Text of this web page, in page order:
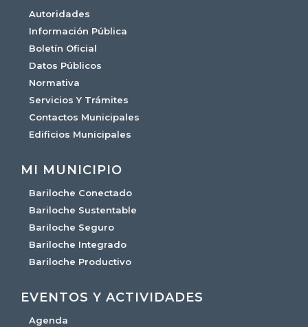
Autoridades
Información Pública
Boletín Oficial
Datos Públicos
Normativa
Servicios Y Trámites
Contactos Municipales
Edificios Municipales
MI MUNICIPIO
Bariloche Conectado
Bariloche Sustentable
Bariloche Seguro
Bariloche Integrado
Bariloche Productivo
EVENTOS Y ACTIVIDADES
Agenda